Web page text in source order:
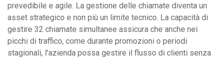
prevedibile e agile. La gestione delle chiamate diventa un
asset strategico e non più un limite tecnico. La capacità di
gestire 32 chiamate simultanee assicura che anche nei
picchi di traffico, come durante promozioni o periodi
stagionali, l'azienda possa gestire il flusso di clienti senza